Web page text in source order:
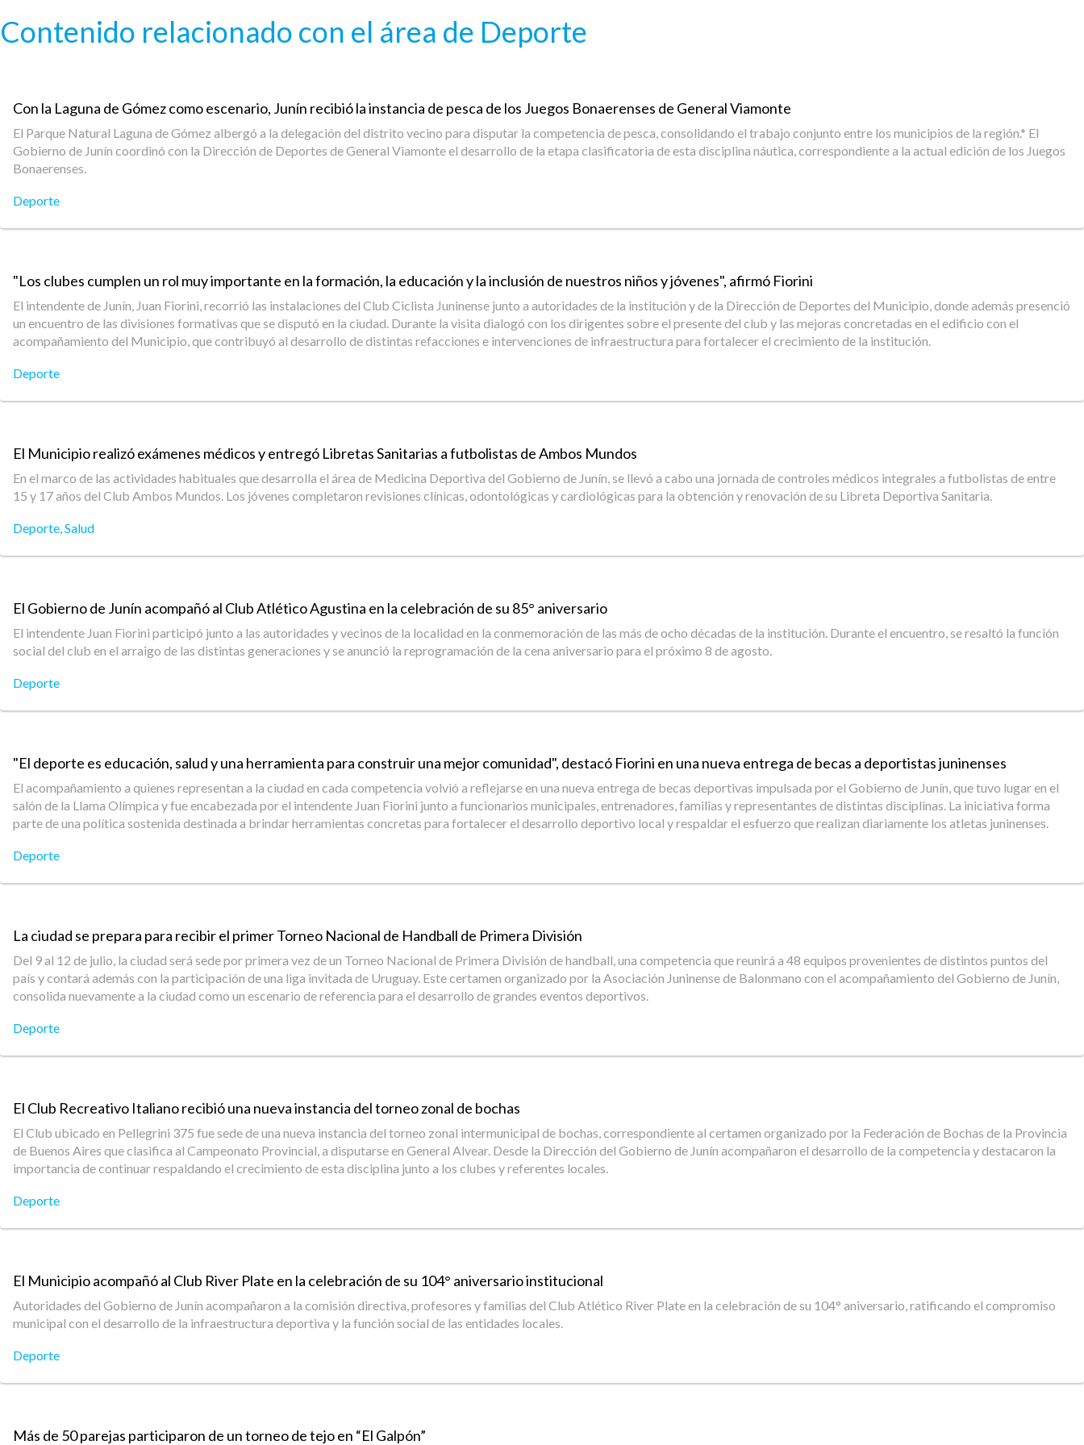
Contenido relacionado con el área de Deporte
Con la Laguna de Gómez como escenario, Junín recibió la instancia de pesca de los Juegos Bonaerenses de General Viamonte
El Parque Natural Laguna de Gómez albergó a la delegación del distrito vecino para disputar la competencia de pesca, consolidando el trabajo conjunto entre los municipios de la región.* El
Gobierno de Junín coordinó con la Dirección de Deportes de General Viamonte el desarrollo de la etapa clasificatoria de esta disciplina náutica, correspondiente a la actual edición de los Juegos
Bonaerenses.
Deporte
"Los clubes cumplen un rol muy importante en la formación, la educación y la inclusión de nuestros niños y jóvenes", afirmó Fiorini
El intendente de Junín, Juan Fiorini, recorrió las instalaciones del Club Ciclista Juninense junto a autoridades de la institución y de la Dirección de Deportes del Municipio, donde además presenció
un encuentro de las divisiones formativas que se disputó en la ciudad. Durante la visita dialogó con los dirigentes sobre el presente del club y las mejoras concretadas en el edificio con el
acompañamiento del Municipio, que contribuyó al desarrollo de distintas refacciones e intervenciones de infraestructura para fortalecer el crecimiento de la institución.
Deporte
El Municipio realizó exámenes médicos y entregó Libretas Sanitarias a futbolistas de Ambos Mundos
En el marco de las actividades habituales que desarrolla el área de Medicina Deportiva del Gobierno de Junín, se llevó a cabo una jornada de controles médicos integrales a futbolistas de entre
15 y 17 años del Club Ambos Mundos. Los jóvenes completaron revisiones clínicas, odontológicas y cardiológicas para la obtención y renovación de su Libreta Deportiva Sanitaria.
Deporte,Salud
El Gobierno de Junín acompañó al Club Atlético Agustina en la celebración de su 85° aniversario
El intendente Juan Fiorini participó junto a las autoridades y vecinos de la localidad en la conmemoración de las más de ocho décadas de la institución. Durante el encuentro, se resaltó la función
social del club en el arraigo de las distintas generaciones y se anunció la reprogramación de la cena aniversario para el próximo 8 de agosto.
Deporte
"El deporte es educación, salud y una herramienta para construir una mejor comunidad", destacó Fiorini en una nueva entrega de becas a deportistas juninenses
El acompañamiento a quienes representan a la ciudad en cada competencia volvió a reflejarse en una nueva entrega de becas deportivas impulsada por el Gobierno de Junín, que tuvo lugar en el
salón de la Llama Olímpica y fue encabezada por el intendente Juan Fiorini junto a funcionarios municipales, entrenadores, familias y representantes de distintas disciplinas. La iniciativa forma
parte de una política sostenida destinada a brindar herramientas concretas para fortalecer el desarrollo deportivo local y respaldar el esfuerzo que realizan diariamente los atletas juninenses.
Deporte
La ciudad se prepara para recibir el primer Torneo Nacional de Handball de Primera División
Del 9 al 12 de julio, la ciudad será sede por primera vez de un Torneo Nacional de Primera División de handball, una competencia que reunirá a 48 equipos provenientes de distintos puntos del
país y contará además con la participación de una liga invitada de Uruguay. Este certamen organizado por la Asociación Juninense de Balonmano con el acompañamiento del Gobierno de Junín,
consolida nuevamente a la ciudad como un escenario de referencia para el desarrollo de grandes eventos deportivos.
Deporte
El Club Recreativo Italiano recibió una nueva instancia del torneo zonal de bochas
El Club ubicado en Pellegrini 375 fue sede de una nueva instancia del torneo zonal intermunicipal de bochas, correspondiente al certamen organizado por la Federación de Bochas de la Provincia
de Buenos Aires que clasifica al Campeonato Provincial, a disputarse en General Alvear. Desde la Dirección del Gobierno de Junín acompañaron el desarrollo de la competencia y destacaron la
importancia de continuar respaldando el crecimiento de esta disciplina junto a los clubes y referentes locales.
Deporte
El Municipio acompañó al Club River Plate en la celebración de su 104° aniversario institucional
Autoridades del Gobierno de Junín acompañaron a la comisión directiva, profesores y familias del Club Atlético River Plate en la celebración de su 104° aniversario, ratificando el compromiso
municipal con el desarrollo de la infraestructura deportiva y la función social de las entidades locales.
Deporte
Más de 50 parejas participaron de un torneo de tejo en “El Galpón”